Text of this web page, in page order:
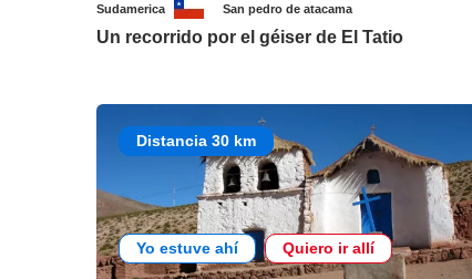
Sudamerica San pedro de atacama
Un recorrido por el géiser de El Tatio
Distancia 30 km
Yo estuve ahí Quiero ir allí